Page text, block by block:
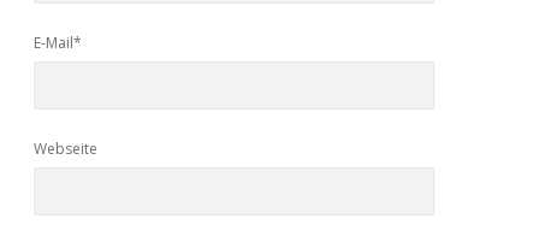
E-Mail*
Webseite